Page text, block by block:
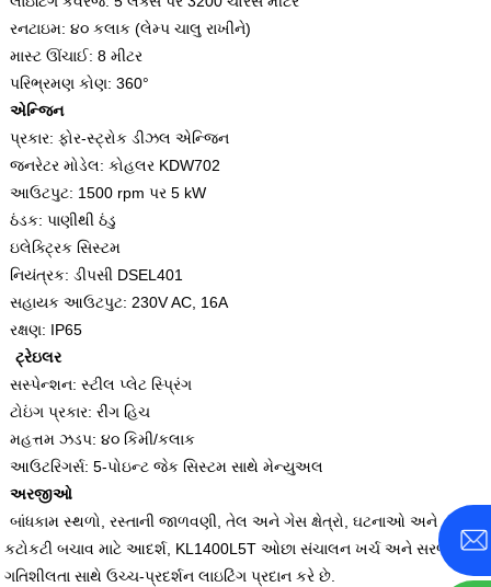
રનટાઇમ: ૪૦ કલાક (લેમ્પ ચાલુ રાખીને)
માસ્ટ ઊંચાઈ: 8 મીટર
પરિભ્રમણ કોણ: 360°
એન્જિન
પ્રકાર: ફોર-સ્ટ્રોક ડીઝલ એન્જિન
જનરેટર મોડેલ: કોહલર KDW702
આઉટપુટ: 1500 rpm પર 5 kW
ઠંડક: પાણીથી ઠંડુ
ઇલેક્ટ્રિક સિસ્ટમ
નિયંત્રક: ડીપસી DSEL401
સહાયક આઉટપુટ: 230V AC, 16A
રક્ષણ: IP65
ટ્રેઇલર
સસ્પેન્શન: સ્ટીલ પ્લેટ સ્પ્રિંગ
ટોઇંગ પ્રકાર: રીંગ હિચ
મહત્તમ ઝડપ: ૪૦ કિમી/કલાક
આઉટરિગર્સ: 5-પોઇન્ટ જેક સિસ્ટમ સાથે મેન્યુઅલ
અરજીઓ
બાંધકામ સ્થળો, રસ્તાની જાળવણી, તેલ અને ગેસ ક્ષેત્રો, ઘટનાઓ અને
કટોકટી બચાવ માટે આદર્શ, KL1400L5T ઓછા સંચાલન ખર્ચ અને સરળ
ગતિશીલતા સાથે ઉચ્ચ-પ્રદર્શન લાઇટિંગ પ્રદાન કરે છે.